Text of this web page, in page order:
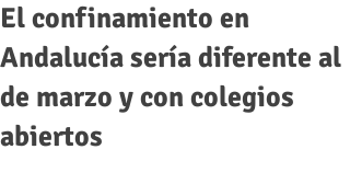
El confinamiento en
Andalucía sería diferente al
de marzo y con colegios
abiertos